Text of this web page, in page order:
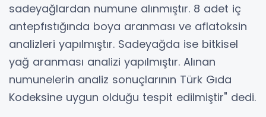
sadeyağlardan numune alınmıştır. 8 adet iç
antepfıstığında boya aranması ve aflatoksin
analizleri yapılmıştır. Sadeyağda ise bitkisel
yağ aranması analizi yapılmıştır. Alınan
numunelerin analiz sonuçlarının Türk Gıda
Kodeksine uygun olduğu tespit edilmiştir" dedi.